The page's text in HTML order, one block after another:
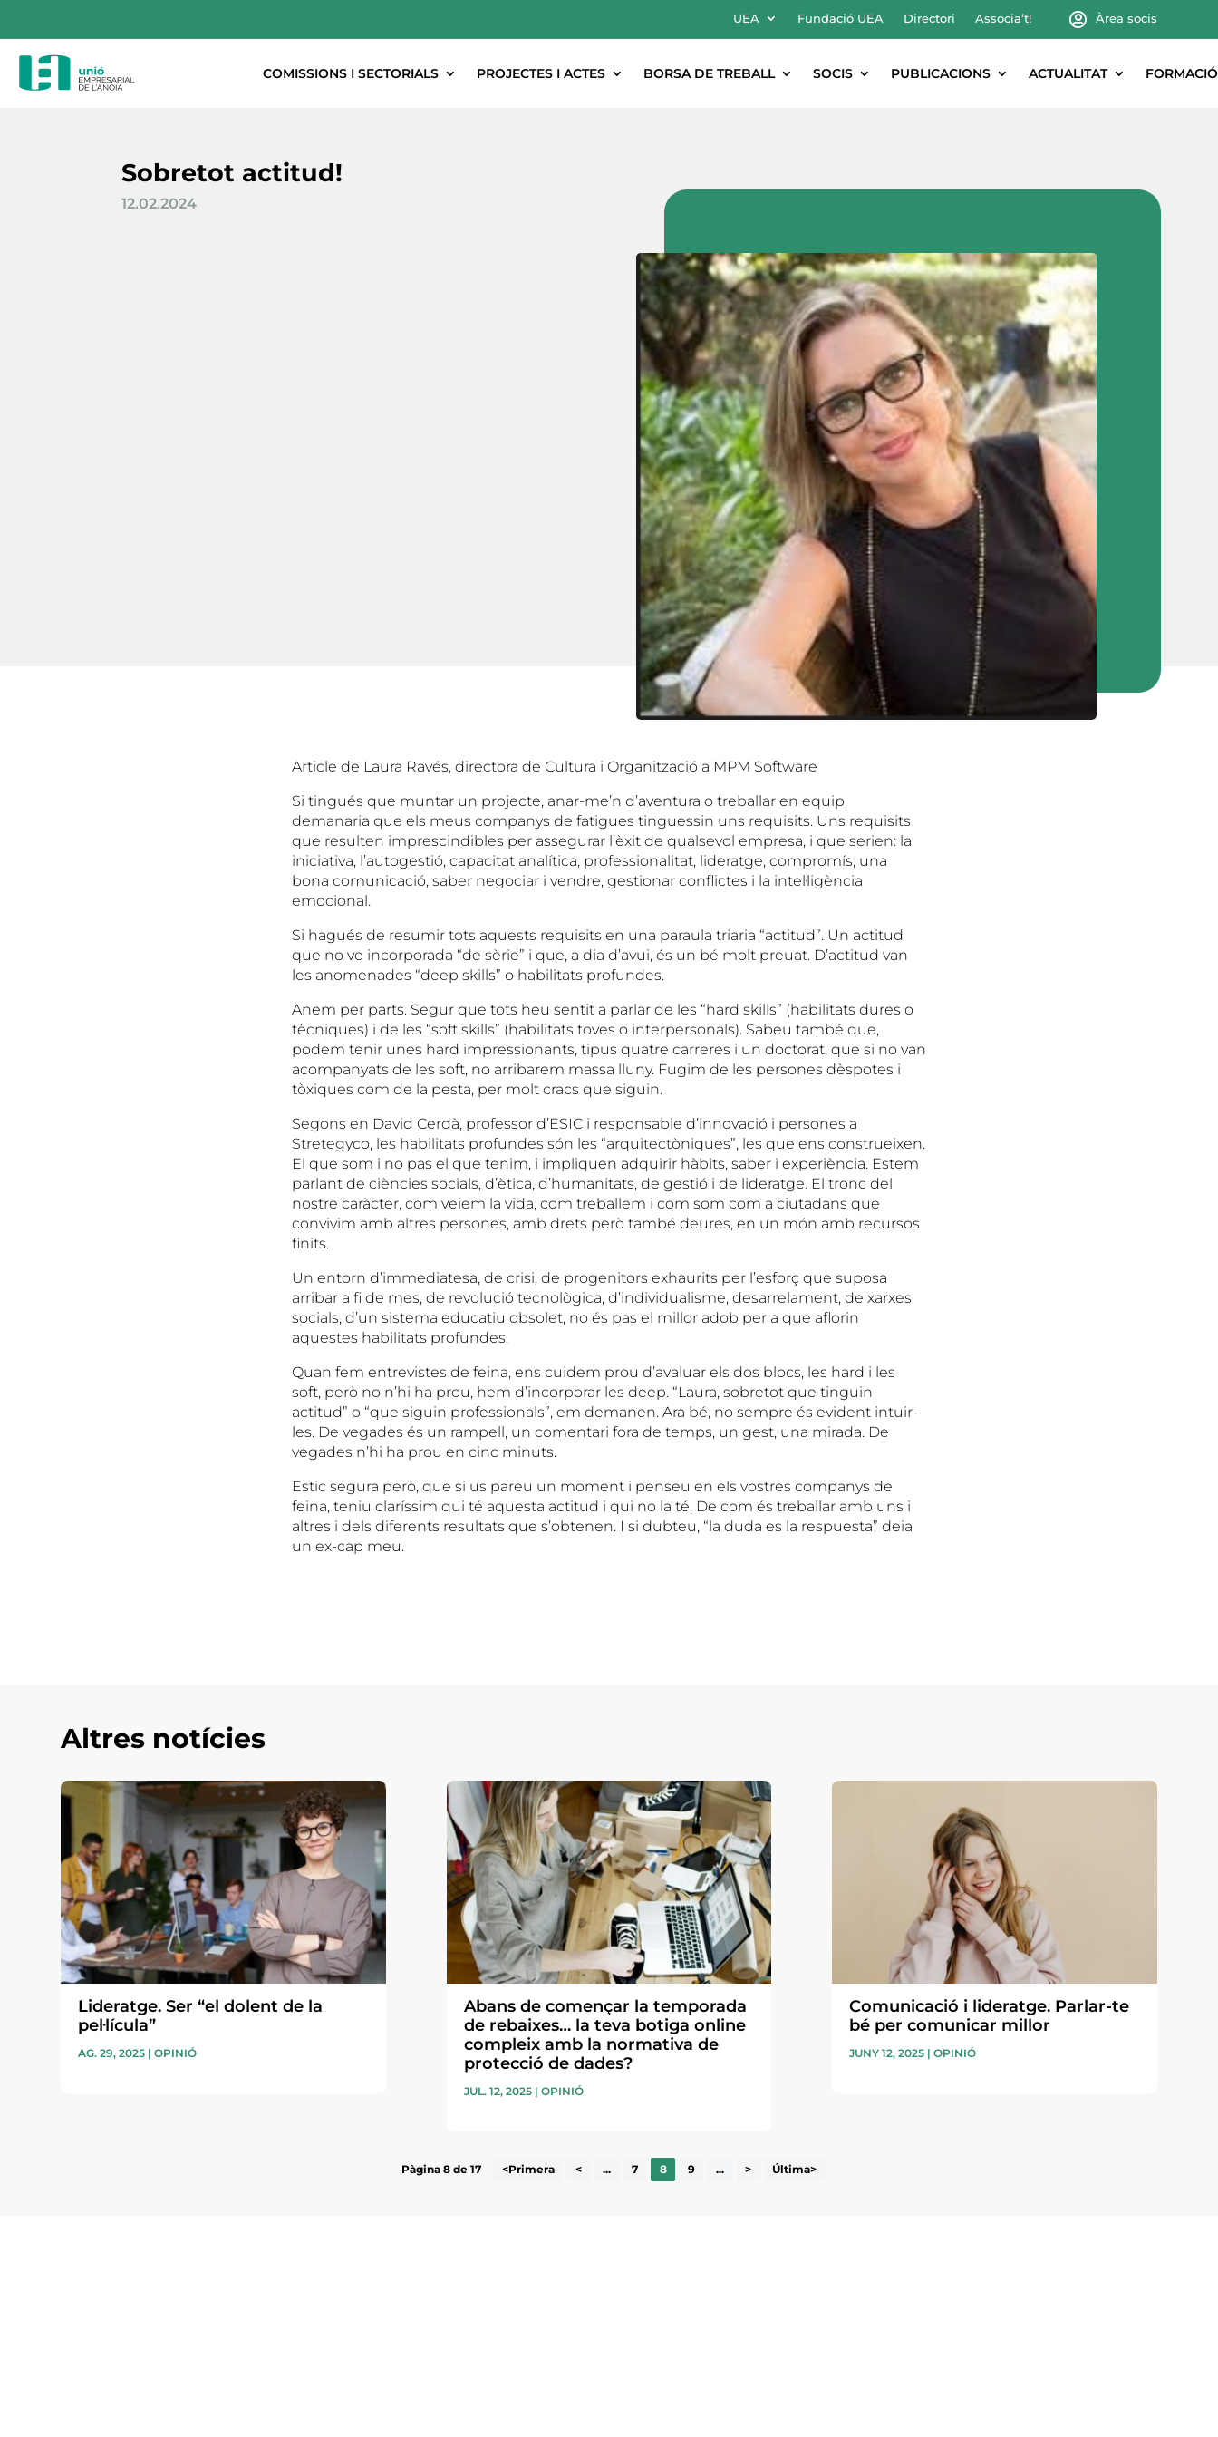
UEA Fundació UEA Directori Associa’t! Àrea socis
COMISSIONS I SECTORIALS PROJECTES I ACTES BORSA DE TREBALL SOCIS PUBLICACIONS ACTUALITAT FORMACIÓ
Sobretot actitud!
12.02.2024
Article de Laura Ravés, directora de Cultura i Organització a MPM Software
Si tingués que muntar un projecte, anar-me’n d’aventura o treballar en equip,
demanaria que els meus companys de fatigues tinguessin uns requisits. Uns requisits
que resulten imprescindibles per assegurar l’èxit de qualsevol empresa, i que serien: la
iniciativa, l’autogestió, capacitat analítica, professionalitat, lideratge, compromís, una
bona comunicació, saber negociar i vendre, gestionar conflictes i la intel·ligència
emocional.
Si hagués de resumir tots aquests requisits en una paraula triaria “actitud”. Un actitud
que no ve incorporada “de sèrie” i que, a dia d’avui, és un bé molt preuat. D’actitud van
les anomenades “deep skills” o habilitats profundes.
Anem per parts. Segur que tots heu sentit a parlar de les “hard skills” (habilitats dures o
tècniques) i de les “soft skills” (habilitats toves o interpersonals). Sabeu també que,
podem tenir unes hard impressionants, tipus quatre carreres i un doctorat, que si no van
acompanyats de les soft, no arribarem massa lluny. Fugim de les persones dèspotes i
tòxiques com de la pesta, per molt cracs que siguin.
Segons en David Cerdà, professor d’ESIC i responsable d’innovació i persones a
Stretegyco, les habilitats profundes són les “arquitectòniques”, les que ens construeixen.
El que som i no pas el que tenim, i impliquen adquirir hàbits, saber i experiència. Estem
parlant de ciències socials, d’ètica, d’humanitats, de gestió i de lideratge. El tronc del
nostre caràcter, com veiem la vida, com treballem i com som com a ciutadans que
convivim amb altres persones, amb drets però també deures, en un món amb recursos
finits.
Un entorn d’immediatesa, de crisi, de progenitors exhaurits per l’esforç que suposa
arribar a fi de mes, de revolució tecnològica, d’individualisme, desarrelament, de xarxes
socials, d’un sistema educatiu obsolet, no és pas el millor adob per a que aflorin
aquestes habilitats profundes.
Quan fem entrevistes de feina, ens cuidem prou d’avaluar els dos blocs, les hard i les
soft, però no n’hi ha prou, hem d’incorporar les deep. “Laura, sobretot que tinguin
actitud” o “que siguin professionals”, em demanen. Ara bé, no sempre és evident intuir-
les. De vegades és un rampell, un comentari fora de temps, un gest, una mirada. De
vegades n’hi ha prou en cinc minuts.
Estic segura però, que si us pareu un moment i penseu en els vostres companys de
feina, teniu claríssim qui té aquesta actitud i qui no la té. De com és treballar amb uns i
altres i dels diferents resultats que s’obtenen. I si dubteu, “la duda es la respuesta” deia
un ex-cap meu.
Altres notícies
Lideratge. Ser “el dolent de la
pel·lícula”
AG. 29, 2025 |OPINIÓ
Abans de començar la temporada
de rebaixes… la teva botiga online
compleix amb la normativa de
protecció de dades?
JUL. 12, 2025| OPINIÓ
Comunicació i lideratge. Parlar-te
bé per comunicar millor
JUNY 12, 2025| OPINIÓ
Pàgina 8 de 17 <Primera < ... 7 8 9 ... > Última>